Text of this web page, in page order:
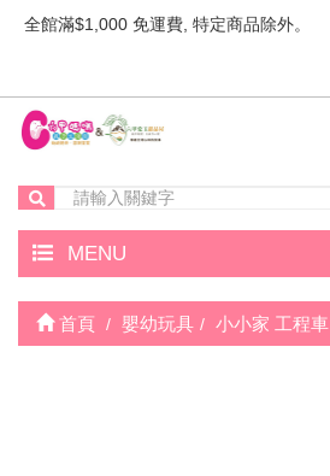
全館滿$1,000 免運費, 特定商品除外。
MENU
首頁 嬰幼玩具 小小家 工程車